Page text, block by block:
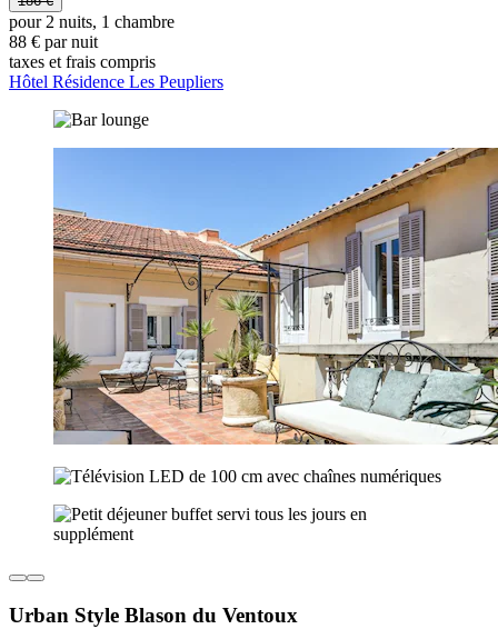
pour 2 nuits, 1 chambre
88 € par nuit
taxes et frais compris
Hôtel Résidence Les Peupliers
Urban Style Blason du Ventoux